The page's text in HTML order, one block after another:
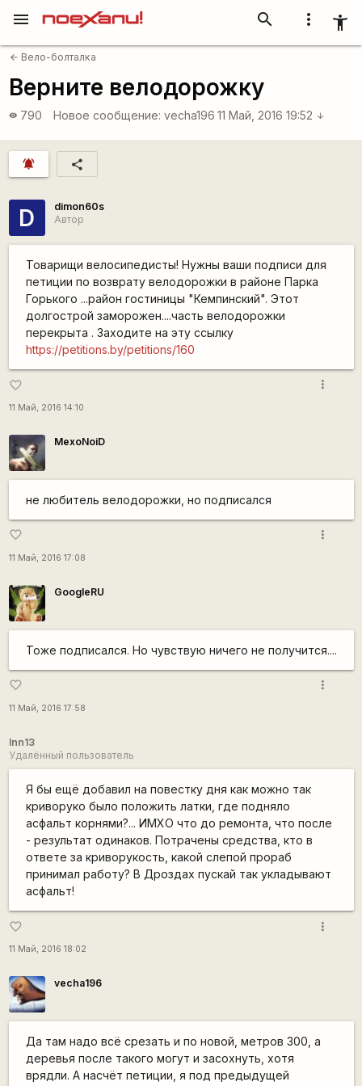
more_vert accessibility_new
search
menu
arrow_back Вело-болталка
Верните велодорожку
visibility 790 Новое сообщение: vecha196 11 Май, 2016 19:52 arrow_downward
notifications_active share
D
dimon60s
Автор
Товарищи велосипедисты! Нужны ваши подписи для
петиции по возврату велодорожки в районе Парка
Горького ...район гостиницы "Кемпинский". Этот
долгострой заморожен....часть велодорожки
перекрыта . Заходите на эту ссылку
https://petitions.by/petitions/160
favorite_border
11 Май, 2016 14:10
more_vert
MexoNoiD
не любитель велодорожки, но подписался
favorite_border
11 Май, 2016 17:08
more_vert
GoogleRU
Тоже подписался. Но чувствую ничего не получится....
favorite_border
11 Май, 2016 17:58
more_vert
lnn13
Удалённый пользователь
Я бы ещё добавил на повестку дня как можно так
криворуко было положить латки, где подняло
асфальт корнями?... ИМХО что до ремонта, что после
- результат одинаков. Потрачены средства, кто в
ответе за криворукость, какой слепой прораб
принимал работу? В Дроздах пускай так укладывают
асфальт!
favorite_border
11 Май, 2016 18:02
more_vert
vecha196
Да там надо всё срезать и по новой, метров 300, а
деревья после такого могут и засохнуть, хотя
врядли. А насчёт петиции, я под предыдущей